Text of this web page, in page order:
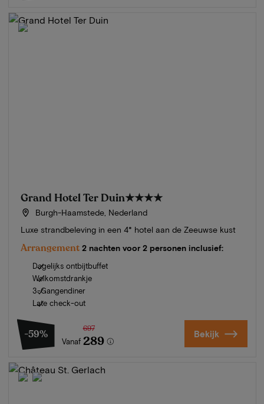
Grand Hotel Ter Duin★★★★
Burgh-Haamstede, Nederland
Luxe strandbeleving in een 4* hotel aan de Zeeuwse kust
Arrangement 2 nachten voor 2 personen inclusief:
Dagelijks ontbijtbuffet
Welkomstdrankje
3-Gangendiner
Late check-out
-59%
Vanaf
697
289 Bekijk